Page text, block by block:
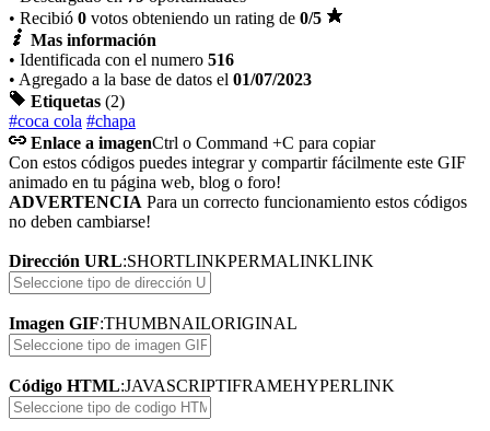
• Recibió 0 votos obteniendo un rating de 0/5
Mas información
• Identificada con el numero 516
• Agregado a la base de datos el 01/07/2023
Etiquetas (2)
#coca cola #chapa
Enlace a imagenCtrl o Command +C para copiar
Con estos códigos puedes integrar y compartir fácilmente este GIF
animado en tu página web, blog o foro!
ADVERTENCIA Para un correcto funcionamiento estos códigos
no deben cambiarse!
Dirección URL:SHORTLINKPERMALINKLINK
Imagen GIF:THUMBNAILORIGINAL
Código HTML:JAVASCRIPTIFRAMEHYPERLINK